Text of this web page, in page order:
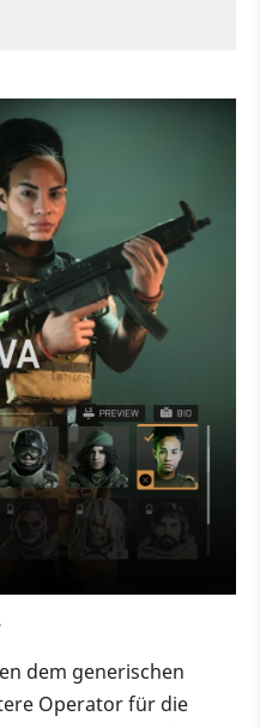
dem generischen
Operator für die